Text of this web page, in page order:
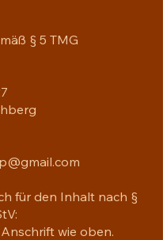
§ 5 TMG
für den Inhalt nach §
wie oben.